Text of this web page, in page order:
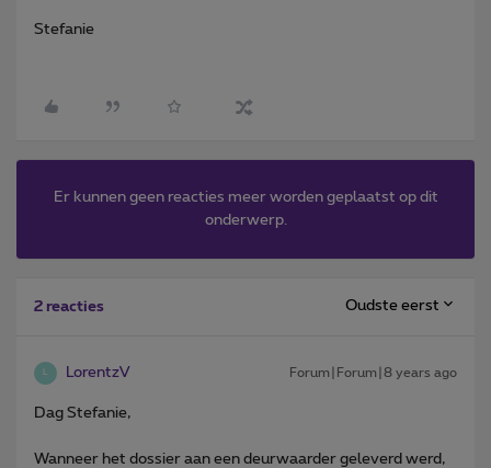
Stefanie
Er kunnen geen reacties meer worden geplaatst op dit
onderwerp.
2 reacties Oudste eerst
L LorentzV Forum|Forum|8 years ago
Dag Stefanie,
Wanneer het dossier aan een deurwaarder geleverd werd,